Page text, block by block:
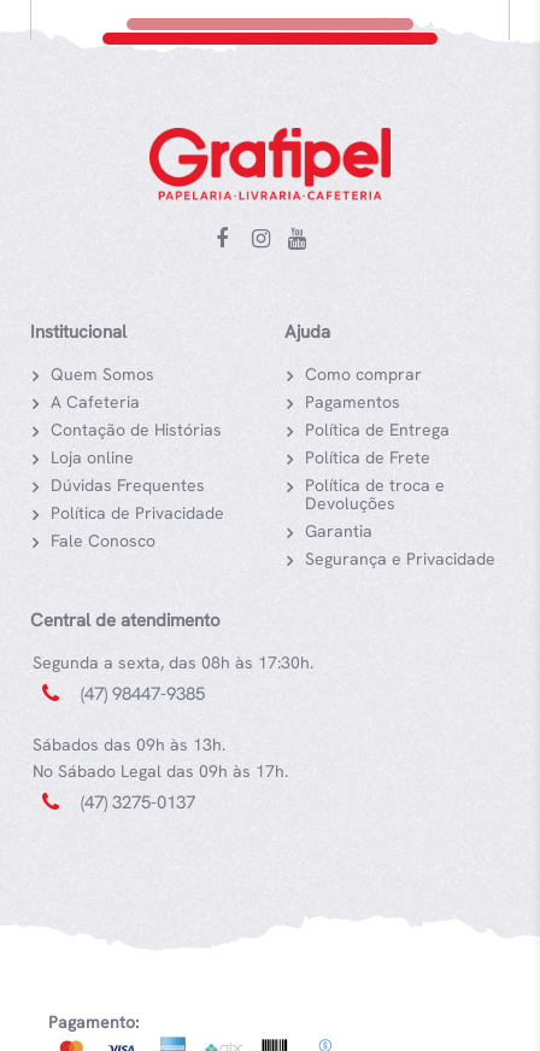
Institucional
Quem Somos
A Cafeteria
Contação de Histórias
Loja online
Dúvidas Frequentes
Política de Privacidade
Fale Conosco
Ajuda
Como comprar
Pagamentos
Política de Entrega
Política de Frete
Política de troca e
Devoluções
Garantia
Segurança e Privacidade
Central de atendimento
Segunda a sexta, das 08h às 17:30h.
(47) 98447-9385
Sábados das 09h às 13h.
No Sábado Legal das 09h às 17h.
(47) 3275-0137
Pagamento: